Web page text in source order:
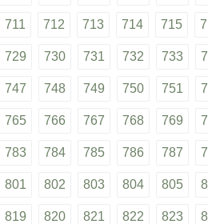
711 712 713 714 715
729 730 731 732 733
747 748 749 750 751
765 766 767 768 769
783 784 785 786 787
801 802 803 804 805
819 820 821 822 823